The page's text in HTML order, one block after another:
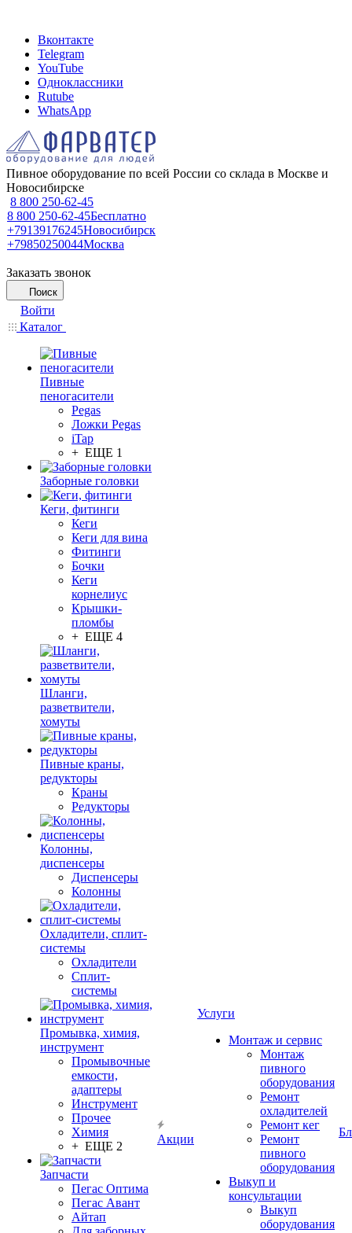
Вконтакте
Telegram
YouTube
Одноклассники
Rutube
WhatsApp
Пивное оборудование по всей России со склада в Москве и
Новосибирске
8 800 250-62-45
8 800 250-62-45Бесплатно
+79139176245Новосибирск
+79850250044Москва
Заказать звонок
Поиск
Войти
Каталог
Пивные
пеногасители
Pegas
Ложки Pegas
iTap
+ ЕЩЕ 1
Заборные головки
Кеги, фитинги
Кеги
Кеги для вина
Фитинги
Бочки
Кеги
корнелиус
Крышки-
пломбы
+ ЕЩЕ 4
Шланги,
разветвители,
хомуты
Пивные краны,
редукторы
Краны
Редукторы
Колонны,
диспенсеры
Диспенсеры
Колонны
Охладители, сплит-
системы
Охладители
Сплит-
системы
Промывка, химия,
инструмент
Промывочные
емкости,
адаптеры
Инструмент
Прочее
Химия
+ ЕЩЕ 2
Запчасти
Пегас Оптима
Пегас Авант
Айтап
Акции
Услуги
Монтаж и сервис
Монтаж
пивного
оборудования
Ремонт
охладителей
Ремонт кег
Ремонт
пивного
оборудования
Выкуп и
консультации
Выкуп
оборудования